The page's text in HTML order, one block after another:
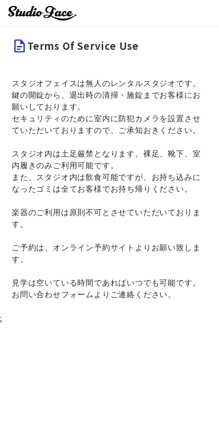
Terms Of Service Use
スタジオフェイスは無人のレンタルスタジオです。
鍵の開錠から、退出時の清掃・施錠までお客様にお
願いしております。
セキュリティのために室内に防犯カメラを設置させ
ていただいておりますので、ご承知おきください。
スタジオ内は土足厳禁となります。裸足、靴下、室
内履きのみご利用可能です。
また、スタジオ内は飲食可能ですが、お持ち込みに
なったゴミは全てお客様でお持ち帰りください。
楽器のご利用は原則不可とさせていただいておりま
す。
ご予約は、オンライン予約サイトよりお願い致しま
す。
見学は空いている時間であればいつでも可能です。
お問い合わせフォームよりご連絡ください。
;